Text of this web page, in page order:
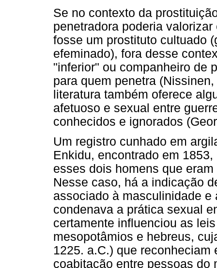
Se no contexto da
penetradora poderia
fosse um prostituto cultuado
efeminado), fora desse
"inferior" ou companheiro de
para quem penetra
literatura também oferece
afetuoso e sexual entre
conhecidos e ignorados
Um registro cunhado em
Enkidu, encontrado em
esses dois homens que
Nesse caso, há a indicação
associado à masculinidade e
condenava a prática sexual
certamente influenciou as
mesopotâmios e hebreus,
1225. a.C.) que
coabitação entre pessoas do